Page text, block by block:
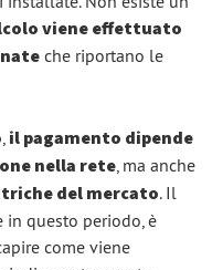
viene effettuato
che riportano le
, il pagamento dipende
nella rete, ma anche
del mercato. Il
in questo periodo, è
come viene